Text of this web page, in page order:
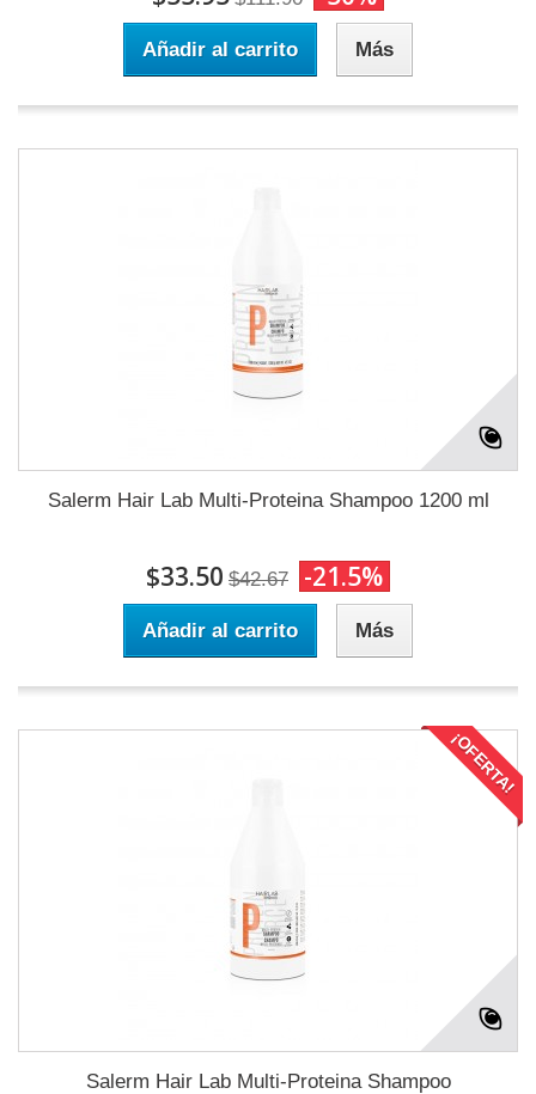
Añadir al carrito Más
Salerm Hair Lab Multi-Proteina Shampoo 1200 ml
$33.50 $42.67 -21.5%
Añadir al carrito Más
¡OFERTA!
Salerm Hair Lab Multi-Proteina Shampoo